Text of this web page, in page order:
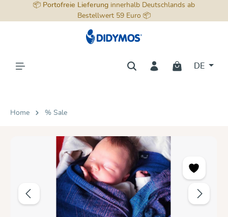
springen
📦 Portofreie Lieferung innerhalb Deutschlands ab
Bestellwert 59 Euro 📦
DE
Home % Sale
Bildergalerie überspringen